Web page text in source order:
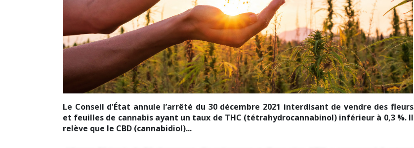
Le Conseil d'État annule l’arrêté du 30 décembre 2021 interdisant de vendre des fleurs
et feuilles de cannabis ayant un taux de THC (tétrahydrocannabinol) inférieur à 0,3 %. Il
relève que le CBD (cannabidiol)...